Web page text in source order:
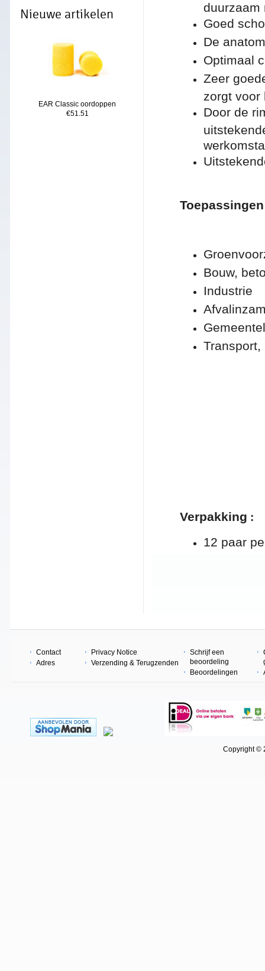
Nieuwe artikelen
EAR Classic oordoppen
€51.51
duurzaam
Goed
De
Optimaal
Zeer
zorgt voor
Door de
Bouw,
Industrie
Verpakking :
12 paar
Contact
Adres
Privacy Notice
Verzending & Terugzenden
Schrijf een
beoordeling
Beoordelingen
Copyright ©